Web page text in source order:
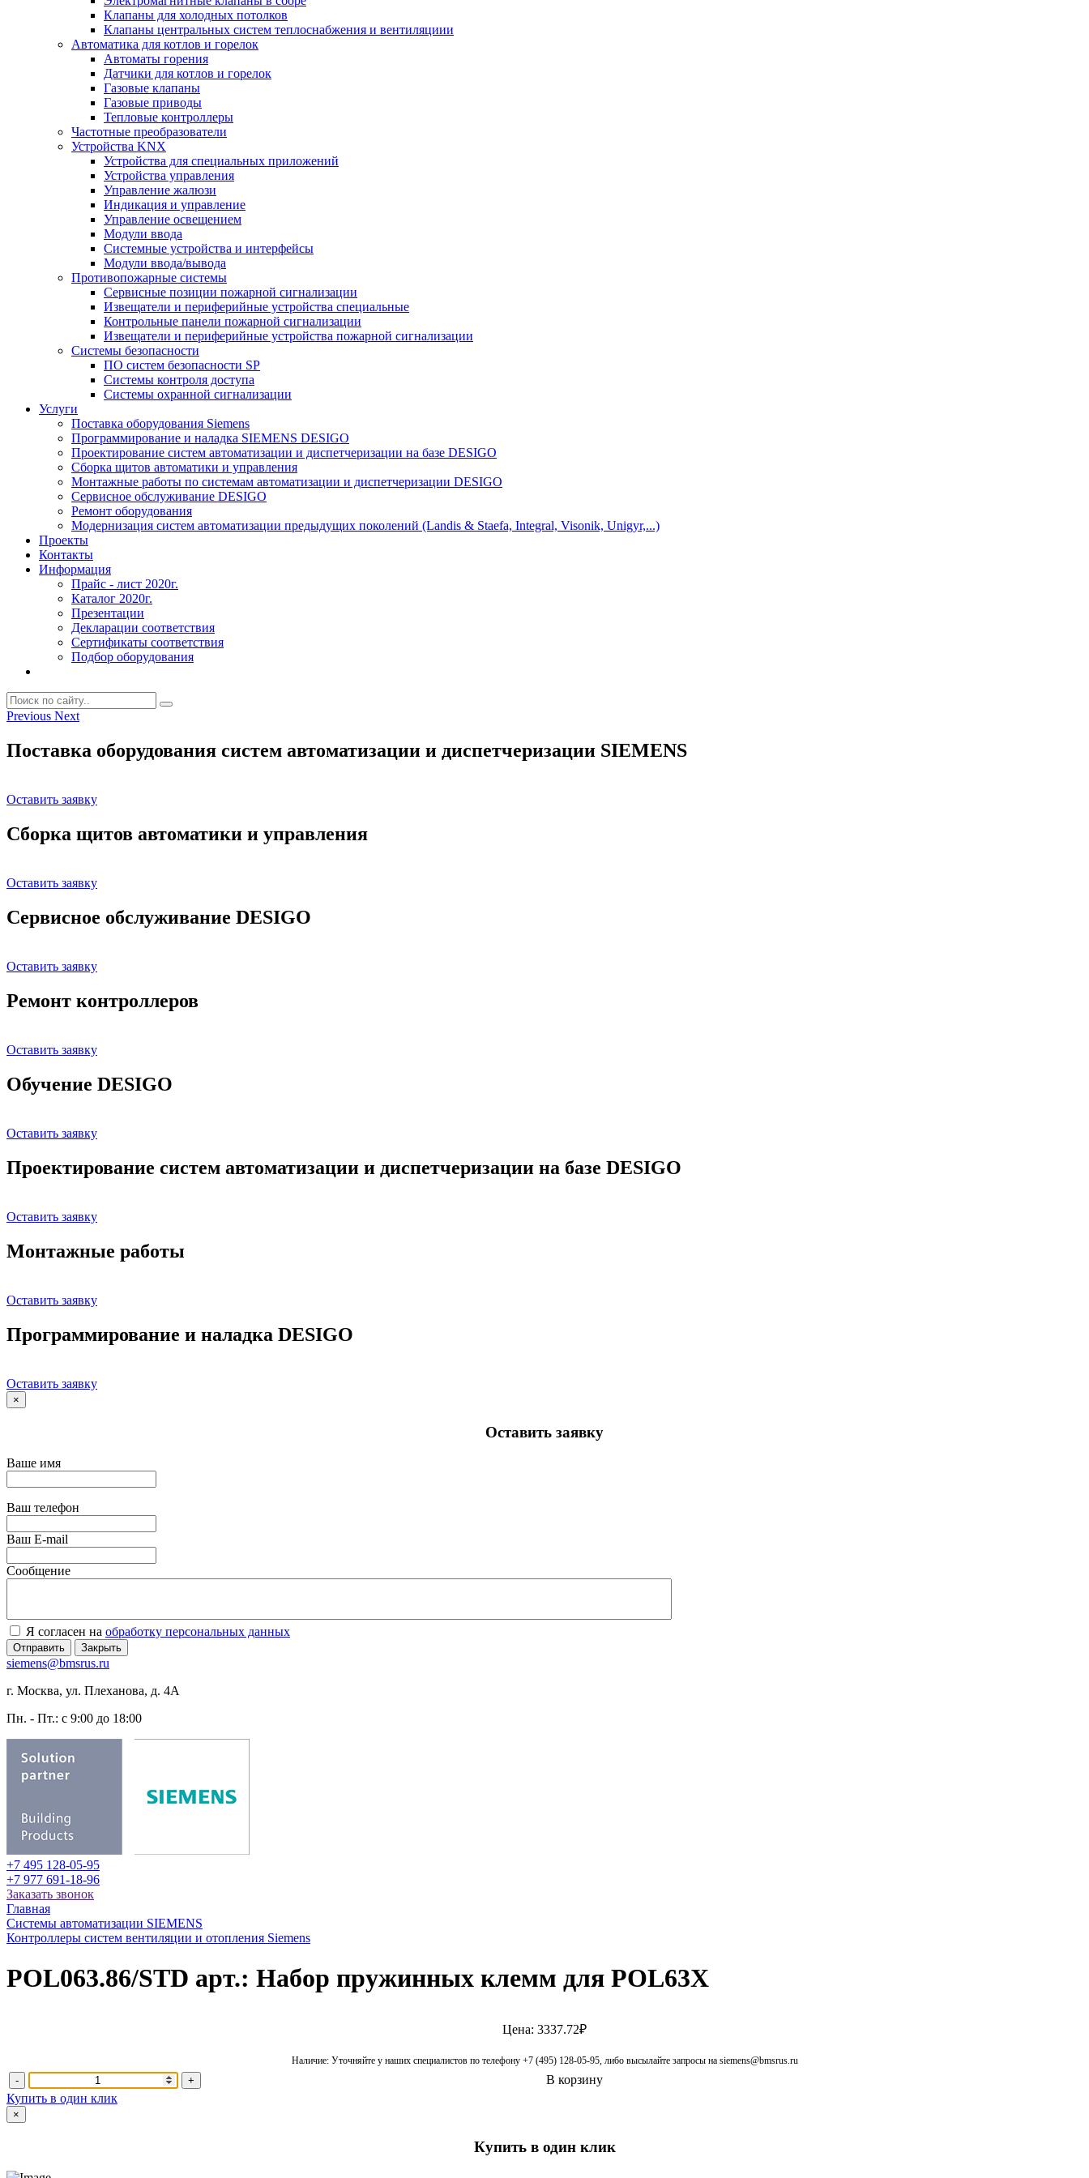
Клапаны для холодных потолков
Клапаны центральных систем теплоснабжения и вентиляциии
Автоматика для котлов и горелок
Автоматы горения
Датчики для котлов и горелок
Газовые клапаны
Газовые приводы
Тепловые контроллеры
Частотные преобразователи
Устройства KNX
Устройства для специальных приложений
Устройства управления
Управление жалюзи
Индикация и управление
Управление освещением
Модули ввода
Системные устройства и интерфейсы
Модули ввода/вывода
Противопожарные системы
Сервисные позиции пожарной сигнализации
Извещатели и периферийные устройства специальные
Контрольные панели пожарной сигнализации
Извещатели и периферийные устройства пожарной сигнализации
Системы безопасности
ПО систем безопасности SP
Системы контроля доступа
Системы охранной сигнализации
Услуги
Поставка оборудования Siemens
Программирование и наладка SIEMENS DESIGO
Проектирование систем автоматизации и диспетчеризации на базе DESIGO
Сборка щитов автоматики и управления
Монтажные работы по системам автоматизации и диспетчеризации DESIGO
Сервисное обслуживание DESIGO
Ремонт оборудования
Модернизация систем автоматизации предыдущих поколений (Landis & Staefa, Integral, Visonik, Unigyr,...)
Проекты
Контакты
Информация
Прайс - лист 2020г.
Каталог 2020г.
Презентации
Декларации соответствия
Сертификаты соответствия
Подбор оборудования
Previous Next
Поставка оборудования систем автоматизации и диспетчеризации SIEMENS
Оставить заявку
Сборка щитов автоматики и управления
Оставить заявку
Сервисное обслуживание DESIGO
Оставить заявку
Ремонт контроллеров
Оставить заявку
Обучение DESIGO
Оставить заявку
Проектирование систем автоматизации и диспетчеризации на базе DESIGO
Оставить заявку
Монтажные работы
Оставить заявку
Программирование и наладка DESIGO
Оставить заявку
×
Оставить заявку
Ваше имя
Ваш телефон
Ваш E-mail
Сообщение
Я согласен на обработку персональных данных
Отправить Закрыть
siemens@bmsrus.ru
г. Москва, ул. Плеханова, д. 4А
Пн. - Пт.: c 9:00 до 18:00
+7 495 128-05-95
+7 977 691-18-96
Заказать звонок
Главная
Системы автоматизации SIEMENS
Контроллеры систем вентиляции и отопления Siemens
POL063.86/STD арт.: Набор пружинных клемм для POL63X
Цена: 3337.72₽
Наличие: Уточняйте у наших специалистов по телефону +7 (495) 128-05-95, либо высылайте запросы на siemens@bmsrus.ru
- +
В корзину
Купить в один клик
×
Купить в один клик